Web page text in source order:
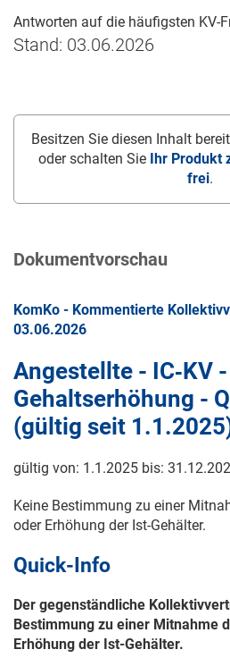
Antworten auf die häufigsten KV-
Stand: 03.06.2026
Besitzen Sie diesen Inhalt
oder schalten Sie
Ihr Produkt
frei.
Dokumentvorschau
KomKo - Kommentierte
03.06.2026
Angestellte - IC‑KV -
Gehaltserhöhung -
(gültig seit 1.1.2025
gültig von: 1.1.2025 bis:
Keine Bestimmung zu einer
oder Erhöhung der Ist-Gehälter.
Quick-Info
Der gegenständliche
Bestimmung zu einer Mitnahme
Erhöhung der Ist-Gehälter.